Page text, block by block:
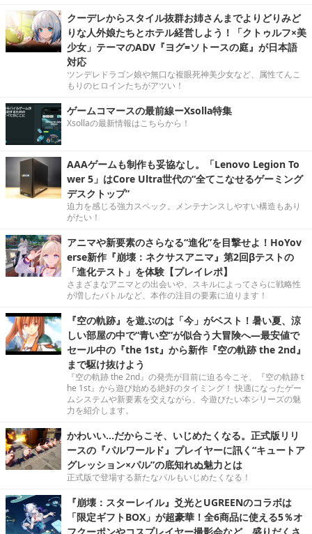
クーデレからスタイル抜群お姉さんまでよりどりみど
りな人外娘たちとホテル経営しよう！「クトゥルフ×美
少女」テーマのADV『ヨグ=ソトースの庭』が日本語
対応
ツンデレドラゴン娘や無口な複眼死神美少女など、属性てんこ
もりのヒロインたちがアツい！
ゲームコマースの最前線ーXsolla特集
Xsollaの最新情報はこちらから！
AAAゲームも制作も妥協なし。「Lenovo Legion To
wer 5」はCore Ultra世代の“全てこなせるゲーミング
デスクトップ”
迫力を感じる強力スペック。メンテナンスしやすい構造もあり
がたい！
アニマや新要素のさらなる“進化”を目撃せよ！HoYov
erse新作『崩壊：ネクサスアニマ』第2回βテストの
「進化テスト」を体験【プレイレポ】
さまざまなアニマとの出会いや、スキルによってさらに戦略性
が増したバトルなど、本作の注目の要素に迫ります！
『空の軌跡』を遊ぶのは「今」がベスト！暑い夏、涼
しい部屋の中で“青い空”が似合う大冒険へ―最安値で
セール中の『the 1st』から新作『空の軌跡 the 2nd』
まで駆け抜けよう
『空の軌跡 the 2nd』の発売が目前に迫る今こそ、『空の軌跡 t
he 1st』から遊び始める絶好のタイミング！ 快適になったゲー
ムシステムや新要素を交えながら、今遊びたい本シリーズの魅
力を紹介します。
かわいい…だからこそ、いじめたくなる。正式版リリ
ースの『パルワールド』プレイヤーに訊く“キュートア
グレッション×パル”の底知れぬ魅力とは
正式版で登場する新たなパルもいじめたくなる！
『崩壊：スターレイル』爻光とUGREENのコラボは
「限定ギフトBOX」が超豪華！全6商品に使える5％オ